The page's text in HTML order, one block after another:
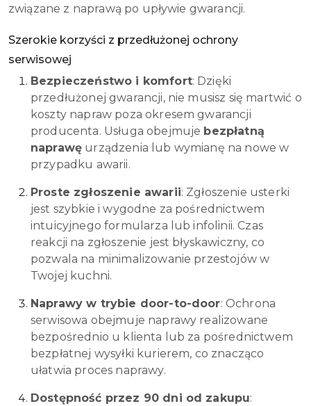
związane z naprawą po upływie gwarancji.
Szerokie korzyści z przedłużonej ochrony
serwisowej
Bezpieczeństwo i komfort: Dzięki
przedłużonej gwarancji, nie musisz się martwić o
koszty napraw poza okresem gwarancji
producenta. Usługa obejmuje bezpłatną
naprawę urządzenia lub wymianę na nowe w
przypadku awarii.
Proste zgłoszenie awarii: Zgłoszenie usterki
jest szybkie i wygodne za pośrednictwem
intuicyjnego formularza lub infolinii. Czas
reakcji na zgłoszenie jest błyskawiczny, co
pozwala na minimalizowanie przestojów w
Twojej kuchni.
Naprawy w trybie door-to-door: Ochrona
serwisowa obejmuje naprawy realizowane
bezpośrednio u klienta lub za pośrednictwem
bezpłatnej wysyłki kurierem, co znacząco
ułatwia proces naprawy.
Dostępność przez 90 dni od zakupu: